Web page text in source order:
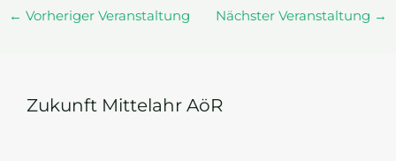
← Vorheriger Veranstaltung Nächster Veranstaltung →
Zukunft Mittelahr AöR